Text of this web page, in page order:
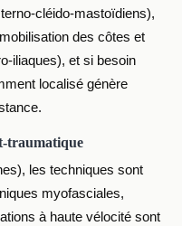
cléido-mastoïdiens),
des côtes et
iliaques), et si besoin
localisé génère
traumatique
les techniques sont
myofasciales,
à haute vélocité sont